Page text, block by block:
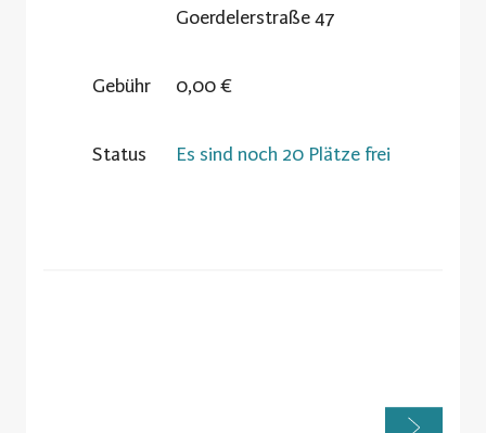
Goerdelerstraße 47
Gebühr 0,00 €
Status Es sind noch 20 Plätze frei